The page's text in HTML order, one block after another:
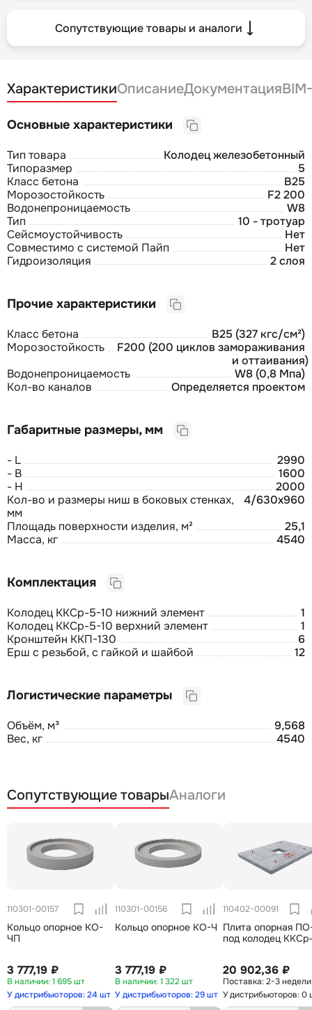
Сопутствующие товары и аналоги
ХарактеристикиОписаниеДокументация
Основные характеристики
Тип товара
Колодец железобетонный
Типоразмер
5
Класс бетона
B25
Морозостойкость
F2 200
Водонепроницаемость
W8
Тип
10 - тротуар
Сейсмоустойчивость
Нет
Совместимо с системой Пайп
Нет
Гидроизоляция
2 слоя
Прочие характеристики
Класс бетона
В25 (327 кгс/см²)
Морозостойкость
F200 (200 циклов замораживания
и оттаивания)
Водонепроницаемость
W8 (0,8 Мпа)
Кол-во каналов
Определяется проектом
Габаритные размеры, мм
- L
2990
- B
1600
- H
2000
Кол-во и размеры ниш в боковых стенках,
мм
4/630х960
Площадь поверхности изделия, м²
25,1
Масса, кг
4540
Комплектация
Колодец ККСр-5-10 нижний элемент
1
Колодец ККСр-5-10 верхний элемент
1
Кронштейн ККП-130
6
Ерш с резьбой, с гайкой и шайбой
12
Логистические параметры
Объём, м³
9,568
Вес, кг
4540
Сопутствующие товарыАналоги
110301-00157
Кольцо опорное КО-
ЧП
3 777,19 ₽
1 695 шт
У дистрибьюторов: 24 шт
110301-00156
Кольцо опорное КО-Ч
3 777,19 ₽
1 322 шт
У дистрибьюторов: 29 шт
110402-00091
Плита опорная
под колодец
20 902,36 ₽
2-3 недели
У дистрибьюторов: 0